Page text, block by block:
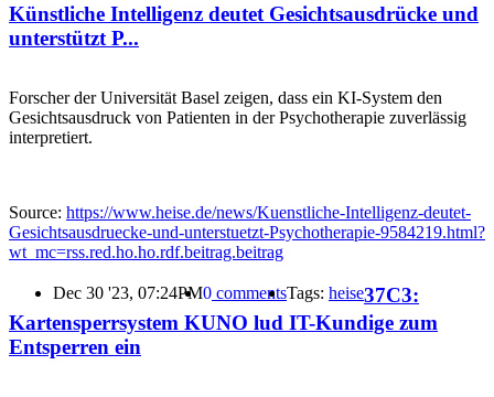
Künstliche Intelligenz deutet Gesichtsausdrücke und
unterstützt P...
Forscher der Universität Basel zeigen, dass ein KI-System den
Gesichtsausdruck von Patienten in der Psychotherapie zuverlässig
interpretiert.
Source: https://www.heise.de/news/Kuenstliche-Intelligenz-deutet-
Gesichtsausdruecke-und-unterstuetzt-Psychotherapie-9584219.html?
wt_mc=rss.red.ho.ho.rdf.beitrag.beitrag
Dec 30 '23, 07:24PM0 commentsTags: heise37C3:
Kartensperrsystem KUNO lud IT-Kundige zum
Entsperren ein